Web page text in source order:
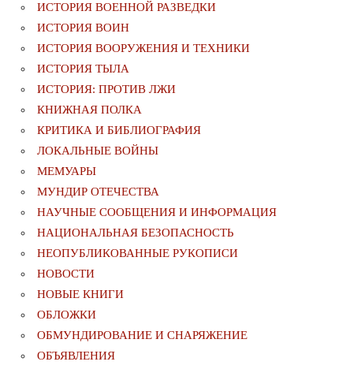
ИСТОРИЯ ВОЕННОЙ РАЗВЕДКИ
ИСТОРИЯ ВОИН
ИСТОРИЯ ВООРУЖЕНИЯ И ТЕХНИКИ
ИСТОРИЯ ТЫЛА
ИСТОРИЯ: ПРОТИВ ЛЖИ
КНИЖНАЯ ПОЛКА
КРИТИКА И БИБЛИОГРАФИЯ
ЛОКАЛЬНЫЕ ВОЙНЫ
МЕМУАРЫ
МУНДИР ОТЕЧЕСТВА
НАУЧНЫЕ СООБЩЕНИЯ И ИНФОРМАЦИЯ
НАЦИОНАЛЬНАЯ БЕЗОПАСНОСТЬ
НЕОПУБЛИКОВАННЫЕ РУКОПИСИ
НОВОСТИ
НОВЫЕ КНИГИ
ОБЛОЖКИ
ОБМУНДИРОВАНИЕ И СНАРЯЖЕНИЕ
ОБЪЯВЛЕНИЯ